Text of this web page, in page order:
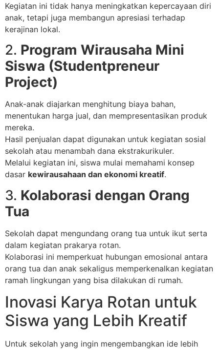
Kegiatan ini tidak hanya meningkatkan kepercayaan diri
anak, tetapi juga membangun apresiasi terhadap
kerajinan lokal.
2. Program Wirausaha Mini
Siswa (Studentpreneur
Project)
Anak-anak diajarkan menghitung biaya bahan,
menentukan harga jual, dan mempresentasikan produk
mereka.
Hasil penjualan dapat digunakan untuk kegiatan sosial
sekolah atau menambah dana ekstrakurikuler.
Melalui kegiatan ini, siswa mulai memahami konsep
dasar kewirausahaan dan ekonomi kreatif.
3. Kolaborasi dengan Orang
Tua
Sekolah dapat mengundang orang tua untuk ikut serta
dalam kegiatan prakarya rotan.
Kolaborasi ini memperkuat hubungan emosional antara
orang tua dan anak sekaligus memperkenalkan kegiatan
ramah lingkungan yang bisa dilakukan di rumah.
Inovasi Karya Rotan untuk
Siswa yang Lebih Kreatif
Untuk sekolah yang ingin mengembangkan ide lebih